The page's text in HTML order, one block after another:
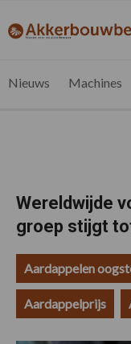
de
de
de
de
akkerbouwbedrijf.nl
Nieuws Machines
Wereldwijde
groep stijgt
Aardappelen
Aardappelprijs